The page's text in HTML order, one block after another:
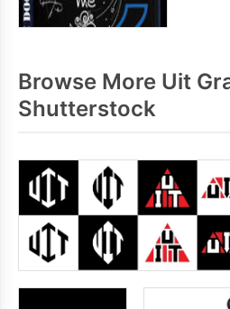
Browse More Uit
Shutterstock